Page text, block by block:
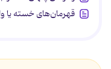
قهرمان‌های خسته یا